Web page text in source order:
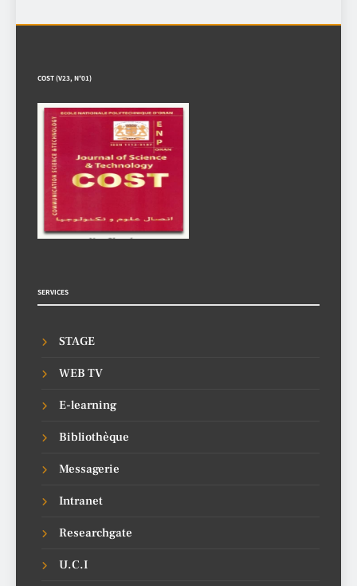
COST (V23, N°01)
SERVICES
STAGE
WEB TV
E-learning
Bibliothèque
Messagerie
Intranet
Researchgate
U.C.I